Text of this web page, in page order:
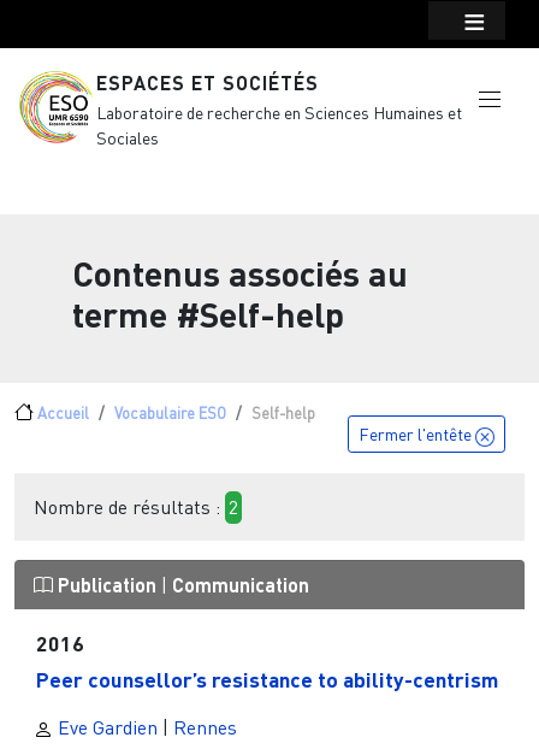
ESPACES ET SOCIÉTÉS
Laboratoire de recherche en Sciences Humaines et
Sociales
Contenus associés au
terme #Self-help
Fil d'Ariane
Accueil Vocabulaire ESO Self-help
Fermer l'entête
Nombre de résultats : 2
Publication Communication
2016
Peer counsellor’s resistance to ability-centrism
Eve Gardien | Rennes